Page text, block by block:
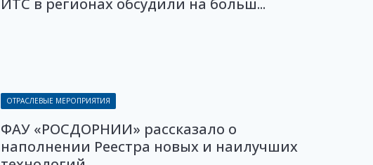
ИТС в регионах обсудили на больш...
ОТРАСЛЕВЫЕ МЕРОПРИЯТИЯ
ФАУ «РОСДОРНИИ» рассказало о
наполнении Реестра новых и наилучших